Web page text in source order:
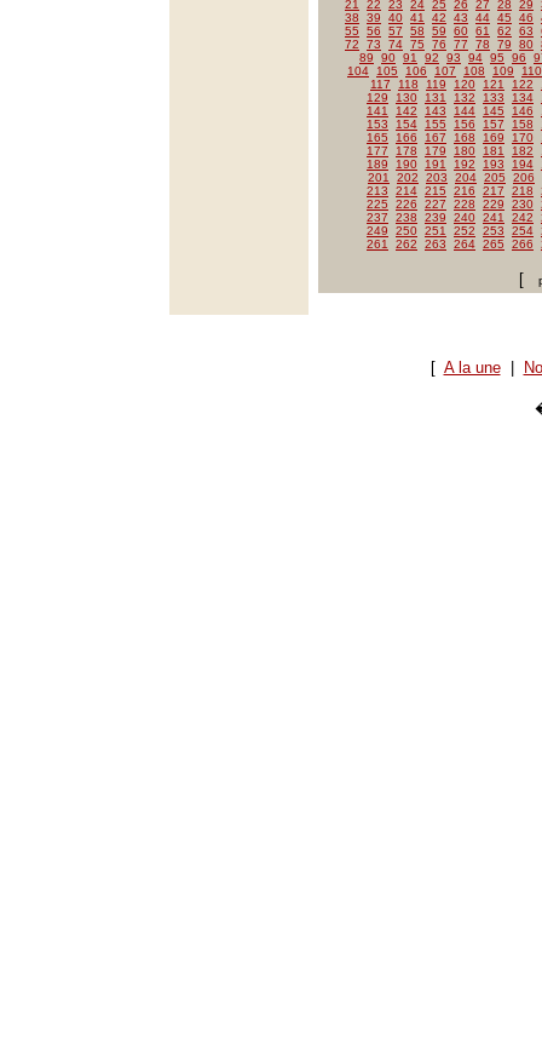
21
22 23 24 25 26 27 28 29
38
39 40 41 42 43 44 45 46
55
56 57 58 59 60 61 62 63
72
73 74 75 76 77 78 79 80
89
90 91 92 93 94 95 96
104
105 106 107 108 109
110
117
118 119 120 121 122
129
130 131 132 133 134
141
142 143 144 145 146
153
154 155 156 157 158
165
166 167 168 169 170
177
178 179 180 181 182
189
190 191 192 193 194
201
202 203 204 205
206
213
214 215 216 217 218
225
226 227 228 229 230
237
238 239 240 241 242
249
250 251 252 253 254
261
262 263 264 265 266
[
[ A la une|